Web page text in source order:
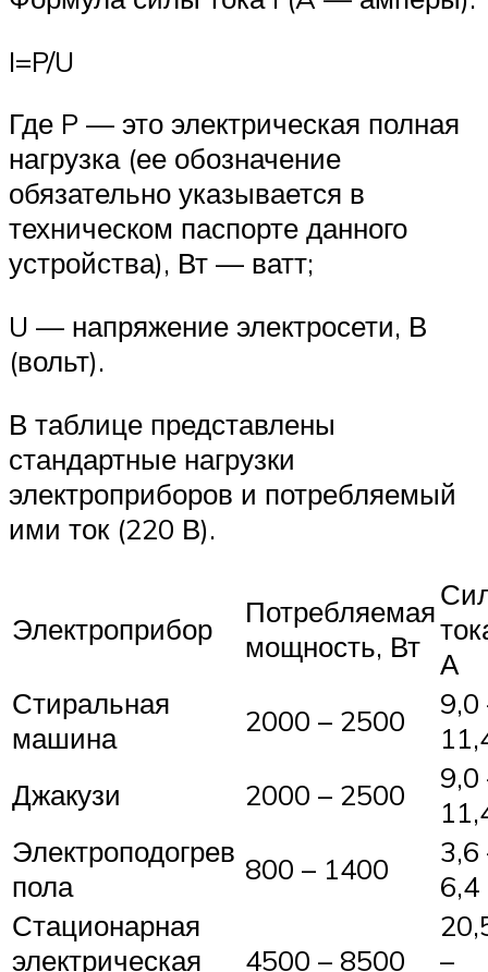
I=P/U
Где P — это электрическая полная
нагрузка (ее обозначение
обязательно указывается в
техническом паспорте данного
устройства), Вт — ватт;
U — напряжение электросети, В
(вольт).
В таблице представлены
стандартные нагрузки
электроприборов и потребляемый
ими ток (220 В).
Электроприбор
Потребляемая
мощность, Вт А
Стиральная
машина
2000 – 2500
9,0
Джакузи
2000 – 2500
9,0
Электроподогрев
пола
800 – 1400
3,6
6,4
Стационарная
электрическая
4500 – 8500
–